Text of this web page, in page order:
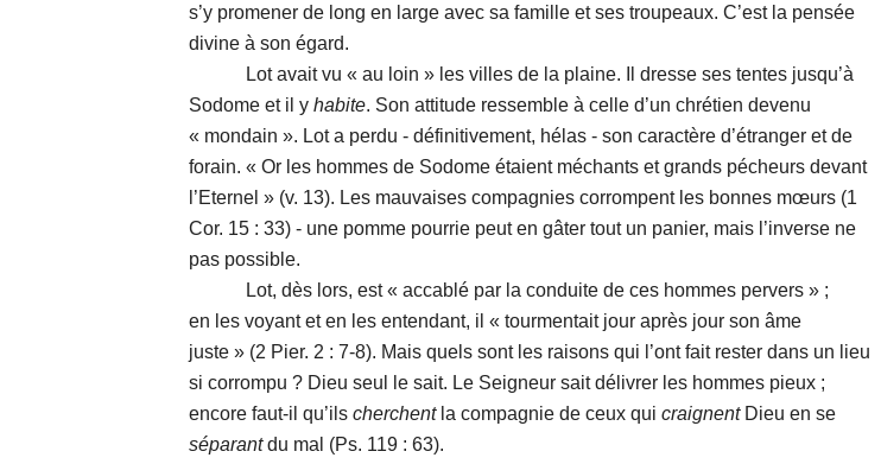
s’y promener de long en large avec sa famille et ses troupeaux. C’est la pensée
divine à son égard.
Lot avait vu « au loin » les villes de la plaine. Il dresse ses tentes jusqu’à
Sodome et il y habite. Son attitude ressemble à celle d’un chrétien devenu
« mondain ». Lot a perdu - définitivement, hélas - son caractère d’étranger et de
forain. « Or les hommes de Sodome étaient méchants et grands pécheurs devant
l’Eternel » (v. 13). Les mauvaises compagnies corrompent les bonnes mœurs (1
Cor. 15 : 33) - une pomme pourrie peut en gâter tout un panier, mais l’inverse ne
pas possible.
Lot, dès lors, est « accablé par la conduite de ces hommes pervers » ;
en les voyant et en les entendant, il « tourmentait jour après jour son âme
juste » (2 Pier. 2 : 7-8). Mais quels sont les raisons qui l’ont fait rester dans un lieu
si corrompu ? Dieu seul le sait. Le Seigneur sait délivrer les hommes pieux ;
encore faut-il qu’ils cherchentla compagnie de ceux qui craignentDieu en se
séparantdu mal (Ps. 119 : 63).